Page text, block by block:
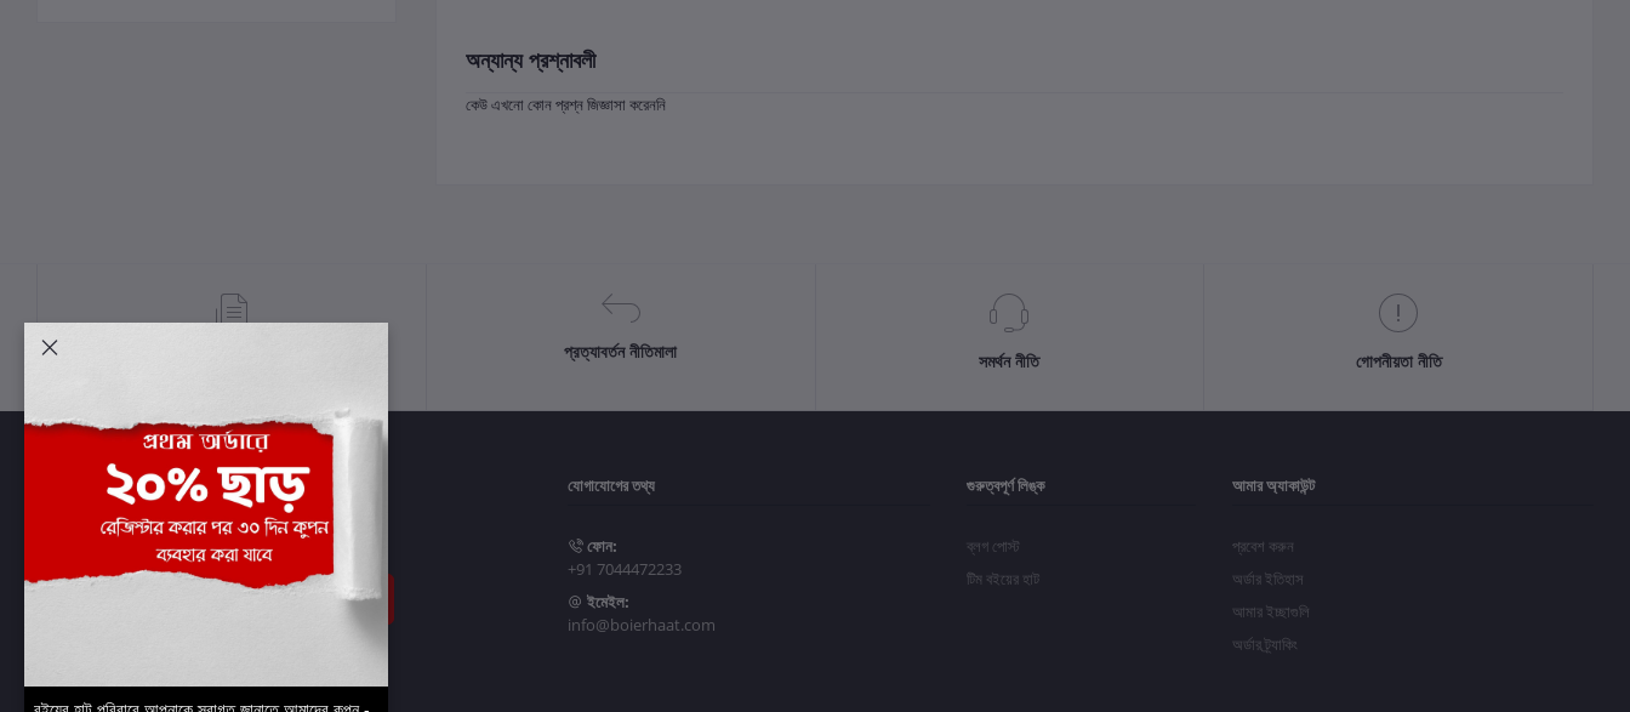
অন্যান্য প্রশ্নাবলী
কেউ এখনো কোন প্রশ্ন জিজ্ঞাসা করেননি
প্রত্যাবর্তন নীতিমালা সমর্থন নীতি গোপনীয়তা নীতি
সাবস্ক্রাইব
যোগাযোগের তথ্য
ফোন:
+91 7044472233
ইমেইল:
info@boierhaat.com
গুরুত্বপূর্ণ লিঙ্ক
ব্লগ পোস্ট
টিম বইয়ের হাট
আমার অ্যাকাউন্ট
প্রবেশ করুন
অর্ডার ইতিহাস
আমার ইচ্ছাগুলি
অর্ডার ট্র্যাকিং